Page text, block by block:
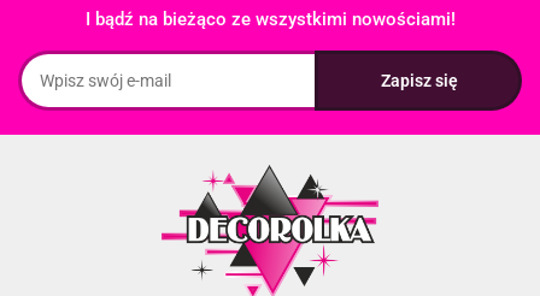
I bądź na bieżąco ze wszystkimi nowościami!